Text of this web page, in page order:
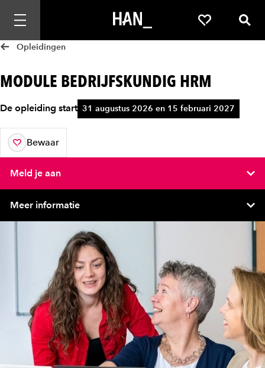
Mobiele navigatie openen Favorieten
Opleidingen
MODULE BEDRIJFSKUNDIG HRM
De opleiding start 31 augustus 2026 en 15 februari 2027
Bewaar
aan je favorieten
Meld je aan
Meer informatie